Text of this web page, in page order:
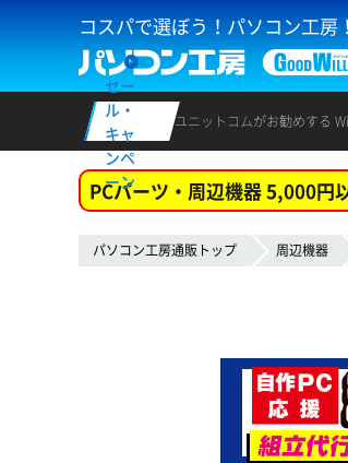
コスパで選ぼう！パソコン工房
セー
ル・
キャ
ンペ
ーン
ユニットコムがお勧めする
PCパーツ・周辺機器 5,000円
パソコン工房通販トップ 周辺機器